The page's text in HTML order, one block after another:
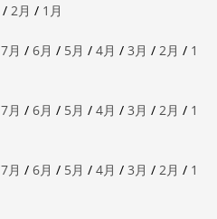
/ 2月 / 1月
7月 / 6月 / 5月 / 4月 / 3月 / 2月 / 1
7月 / 6月 / 5月 / 4月 / 3月 / 2月 / 1
7月 / 6月 / 5月 / 4月 / 3月 / 2月 / 1